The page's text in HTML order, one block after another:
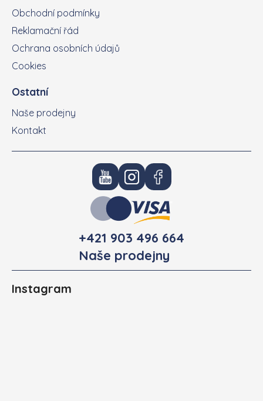
Obchodní podmínky
Reklamační řád
Ochrana osobních údajů
Cookies
Ostatní
Naše prodejny
Kontakt
+421 903 496 664
Naše prodejny
Instagram